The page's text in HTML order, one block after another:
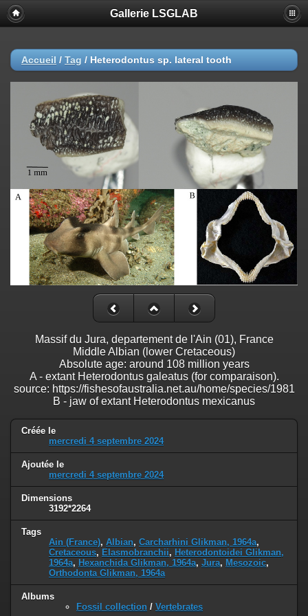
Gallerie LSGLAB
Accueil / Tag / Heterodontus sp. lateral tooth
Massif du Jura, departement de l'Ain (01), France
Middle Albian (lower Cretaceous)
Absolute age: around 108 million years
A - extant Heterodontus galeatus (for comparaison).
source: https://fishesofaustralia.net.au/home/species/1981
B - jaw of extant Heterodontus mexicanus
Créée le
mercredi 4 septembre 2024
Ajoutée le
mercredi 4 septembre 2024
Dimensions
3192*2264
Tags
Ain (France), Albian, Carcharhini Glikman, 1964a,
Cretaceous, Elasmobranchii, Heterodontoidei Glikman,
1964a, Hexanchida Glikman, 1964a, Jura, Mesozoic,
Orthodonta Glikman, 1964a
Albums
Fossil collection / Vertebrates